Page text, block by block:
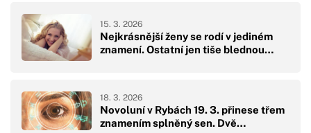
Nejkrásnější ženy se rodí v jediném
znamení. Ostatní jen tiše blednou…
15. 3. 2026
Novoluní v Rybách 19. 3. přinese třem
znamením splněný sen. Dvě…
18. 3. 2026